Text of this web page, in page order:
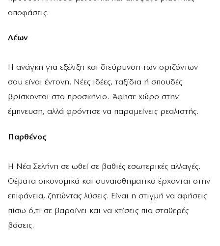
αποφάσεις.
Λέων
Η ανάγκη για εξέλιξη και διεύρυνση των οριζόντων
σου είναι έντονη. Νέες ιδέες, ταξίδια ή σπουδές
βρίσκονται στο προσκήνιο. Άφησε χώρο στην
έμπνευση, αλλά φρόντισε να παραμείνεις ρεαλιστής.
Παρθένος
Η Νέα Σελήνη σε ωθεί σε βαθιές εσωτερικές αλλαγές.
Θέματα οικονομικά και συναισθηματικά έρχονται στην
επιφάνεια, ζητώντας λύσεις. Είναι η στιγμή να αφήσεις
πίσω ό,τι σε βαραίνει και να χτίσεις πιο σταθερές
βάσεις.